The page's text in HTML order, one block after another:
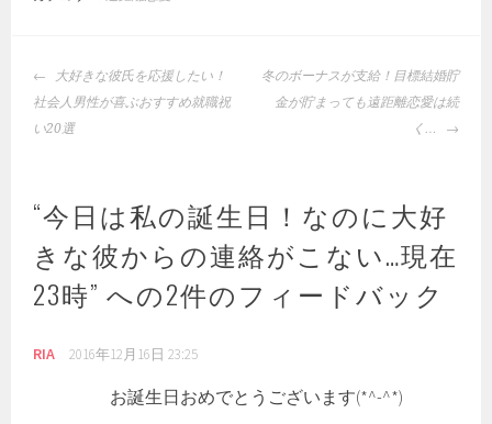
投
稿
ナ
ー
シ
ョ
ン
大好きな彼氏を応援したい！
社会人男性が喜ぶおすすめ就職祝
い20選
冬のボーナスが支給！目標結婚貯
金が貯まっても遠距離恋愛は続
く…
“今日は私の誕生日！なのに大好
きな彼からの連絡がこない…現在
23時” への2件のフィードバック
RIA 2016年12月16日 23:25
お誕生日おめでとうございます(*^-^*)